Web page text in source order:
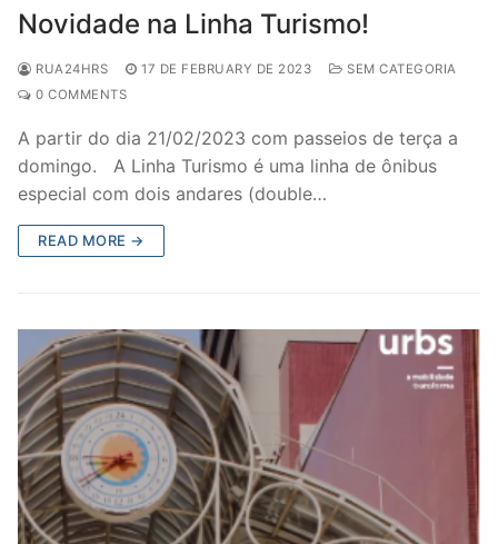
Novidade na Linha Turismo!
RUA24HRS 17 DE FEBRUARY DE 2023
SEM CATEGORIA
0 COMMENTS
A partir do dia 21/02/2023 com passeios de terça a
domingo. A Linha Turismo é uma linha de ônibus
especial com dois andares (double…
READ MORE →